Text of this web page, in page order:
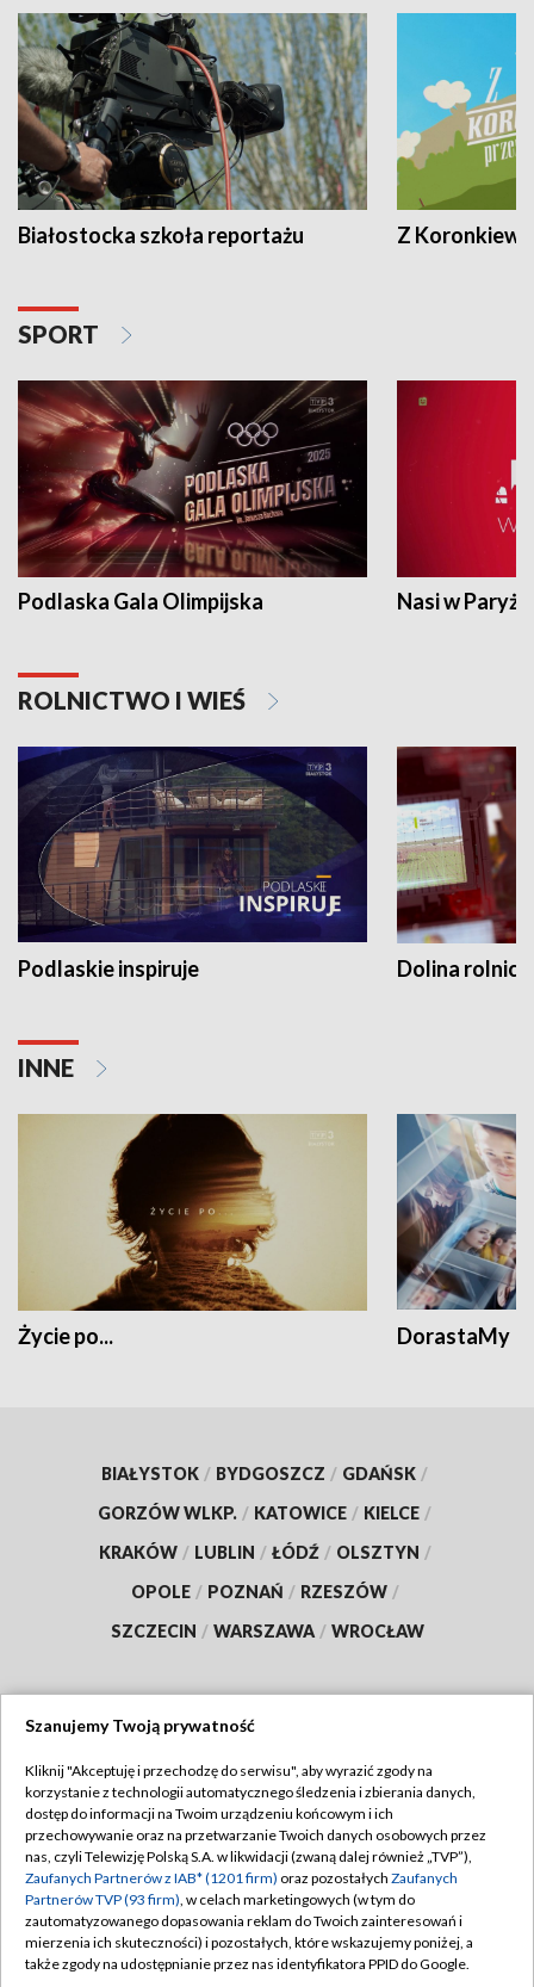
Białostocka szkoła reportażu Z
SPORT
Podlaska Gala Olimpijska Nasi w Paryżu
ROLNICTWO I WIEŚ
Podlaskie inspiruje Dolina
INNE
Życie po... DorastaMy
BIAŁYSTOK / BYDGOSZCZ / GDAŃSK /
GORZÓW WLKP. / KATOWICE / KIELCE /
KRAKÓW / LUBLIN / ŁÓDŹ / OLSZTYN /
OPOLE / POZNAŃ / RZESZÓW /
SZCZECIN / WARSZAWA / WROCŁAW
TVP
Abonament TVP
Emisja w TVP
Centrum informacji TVP
Naziemna Telewizja Cyfrowa
Regulamin TVP
Polityka prywatności
Moje zgody
Pomoc
Szanujemy Twoją prywatność
Kliknij "Akceptuję i przechodzę do serwisu", aby wyrazić zgody na
korzystanie z technologii automatycznego śledzenia i zbierania danych,
dostęp do informacji na Twoim urządzeniu końcowym i ich
przechowywanie oraz na przetwarzanie Twoich danych osobowych przez
nas, czyli Telewizję Polską S.A. w likwidacji (zwaną dalej również „TVP”),
Zaufanych Partnerów z IAB* (1201 firm) oraz pozostałych Zaufanych
Partnerów TVP (93 firm), w celach marketingowych (w tym do
zautomatyzowanego dopasowania reklam do Twoich zainteresowań i
mierzenia ich skuteczności) i pozostałych, które wskazujemy poniżej, a
także zgody na udostępnianie przez nas identyfikatora PPID do Google.